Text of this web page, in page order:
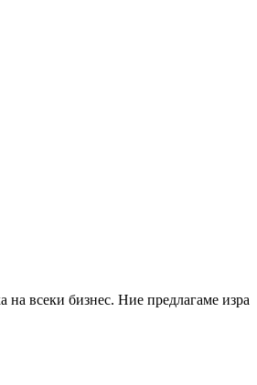
на всеки бизнес. Ние предлагаме изра